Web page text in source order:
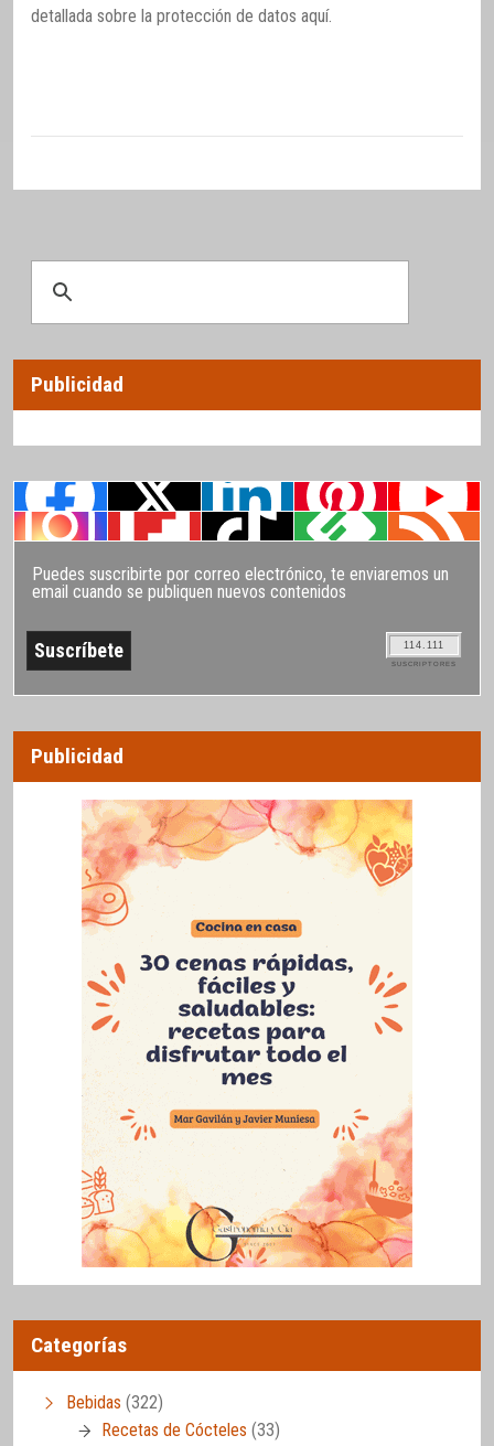
detallada sobre la protección de datos aquí.
Publicidad
Puedes suscribirte por correo electrónico, te enviaremos un
email cuando se publiquen nuevos contenidos
114.111
SUSCRIPTORES
Publicidad
Categorías
Bebidas (322)
Recetas de Cócteles (33)